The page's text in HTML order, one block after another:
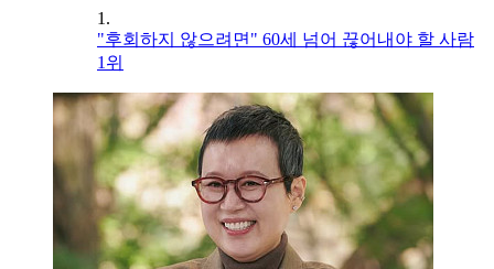
1.
"후회하지 않으려면" 60세 넘어 끊어내야 할 사람
1위